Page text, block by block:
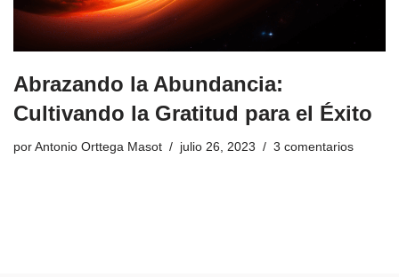
Abrazando la Abundancia:
Cultivando la Gratitud para el Éxito
por Antonio Orttega Masot julio 26, 2023 3 comentarios